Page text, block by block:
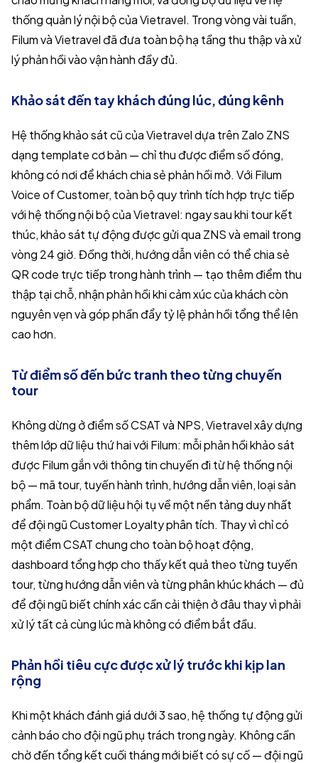
thống quản lý nội bộ của Vietravel. Trong vòng vài tuần,
Filum và Vietravel đã đưa toàn bộ hạ tầng thu thập và xử
lý phản hồi vào vận hành đầy đủ.
Khảo sát đến tay khách đúng lúc, đúng kênh
Hệ thống khảo sát cũ của Vietravel dựa trên Zalo ZNS
dạng template cơ bản — chỉ thu được điểm số đóng,
không có nơi để khách chia sẻ phản hồi mở. Với Filum
Voice of Customer, toàn bộ quy trình tích hợp trực tiếp
với hệ thống nội bộ của Vietravel: ngay sau khi tour kết
thúc, khảo sát tự động được gửi qua ZNS và email trong
vòng 24 giờ. Đồng thời, hướng dẫn viên có thể chia sẻ
QR code trực tiếp trong hành trình — tạo thêm điểm thu
thập tại chỗ, nhận phản hồi khi cảm xúc của khách còn
nguyên vẹn và góp phần đẩy tỷ lệ phản hồi tổng thể lên
cao hơn.
Từ điểm số đến bức tranh theo từng chuyến
tour
Không dừng ở điểm số CSAT và NPS, Vietravel xây dựng
thêm lớp dữ liệu thứ hai với Filum: mỗi phản hồi khảo sát
được Filum gắn với thông tin chuyến đi từ hệ thống nội
bộ — mã tour, tuyến hành trình, hướng dẫn viên, loại sản
phẩm. Toàn bộ dữ liệu hội tụ về một nền tảng duy nhất
để đội ngũ Customer Loyalty phân tích. Thay vì chỉ có
một điểm CSAT chung cho toàn bộ hoạt động,
dashboard tổng hợp cho thấy kết quả theo từng tuyến
tour, từng hướng dẫn viên và từng phân khúc khách — đủ
để đội ngũ biết chính xác cần cải thiện ở đâu thay vì phải
xử lý tất cả cùng lúc mà không có điểm bắt đầu.
Phản hồi tiêu cực được xử lý trước khi kịp lan
rộng
Khi một khách đánh giá dưới 3 sao, hệ thống tự động gửi
cảnh báo cho đội ngũ phụ trách trong ngày. Không cần
chờ đến tổng kết cuối tháng mới biết có sự cố — đội ngũ